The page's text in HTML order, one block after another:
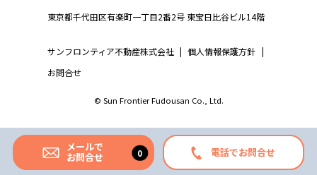
サンフロンティア不動産株式会社 | 個人情報保護方針 |
お問合せ
東京都千代田区有楽町一丁目2番2号 東宝日比谷ビル14階
© Sun Frontier Fudousan Co., Ltd.
メールで
お問合せ 電話でお問合せ